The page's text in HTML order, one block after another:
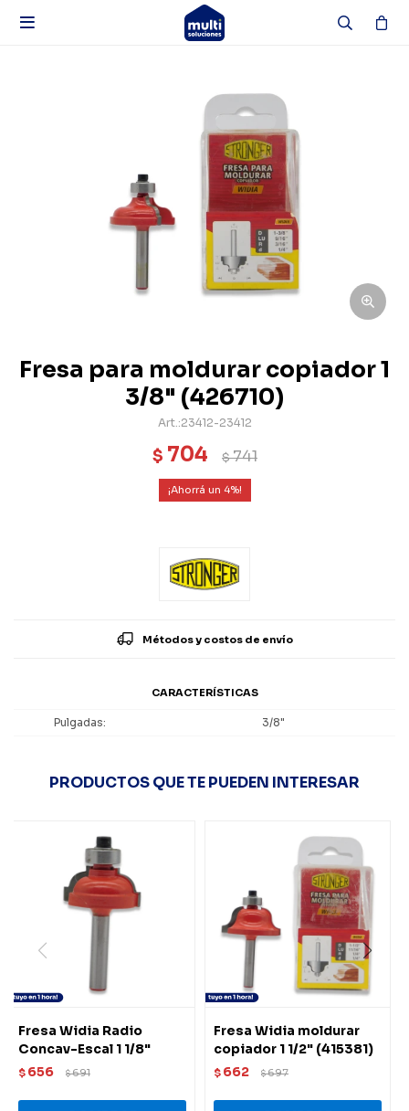

Fresa para moldurar copiador 1
3/8" (426710)
23412-23412
$ 704 $741
4
Métodos y costos de envío
CARACTERÍSTICAS
Pulgadas 3/8"
PRODUCTOS QUE TE PUEDEN INTERESAR
Fresa Widia Radio
Concav-Escal 1 1/8"
$ 656 $691
Fresa Widia moldurar
copiador 1 1/2" (415381)
$ 662 $697